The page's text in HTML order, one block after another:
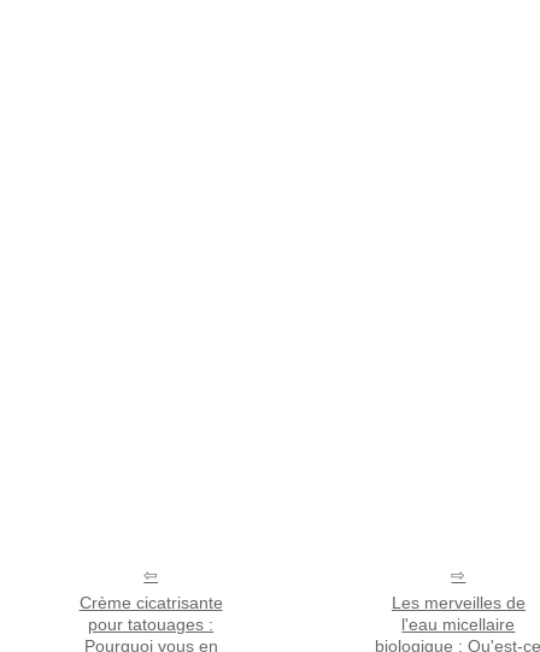
Crème cicatrisante
pour tatouages :
Pourquoi vous en
Les merveilles de
l'eau micellaire
biologique : Qu'est-